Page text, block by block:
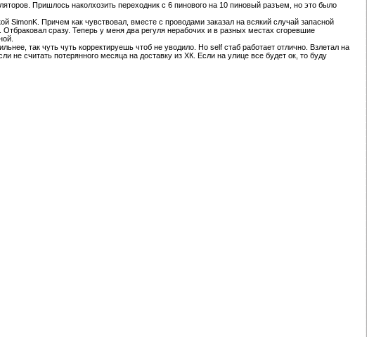
Пришлось наколхозить переходник с 6 пинового на 10 пиновый разъем, но это было
Причем как чувствовал, вместе с проводами заказал на всякий случай запасной
сразу. Теперь у меня два регуля нерабочих и в разных местах сгоревшие
так чуть чуть корректируешь чтоб не уводило. Но self стаб работает отлично. Взлетал на
считать потерянного месяца на доставку из ХК. Если на улице все будет ок, то буду